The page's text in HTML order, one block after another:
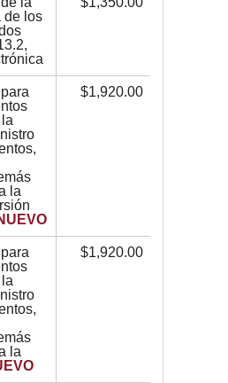
de los
la
$1,920.00
la
$1,920.00